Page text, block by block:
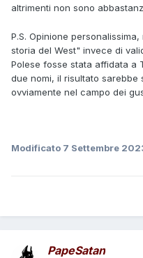
altrimenti non sono
P.S. Opinione
storia del West" invece di
Polese fosse stata affidata a
due nomi, il risultato sarebbe
ovviamente nel campo dei
Modificato 7 Settembre
PapeSatan